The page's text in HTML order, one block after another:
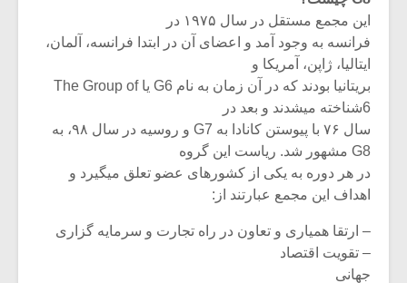
این مجمع مستقل در سال ۱۹۷۵ در
فرانسه به وجود آمد و اعضای آن در ابتدا فرانسه، آلمان،
ایتالیا، ژاپن، آمریکا و
بریتانیا بودند که در آن زمان به نام G6 یا The Group of
6شناخته میشدند و بعد در
سال ۷۶ با پیوستن کانادا به G7 و روسیه در سال ۹۸، به
G8 مشهور شد. ریاست این گروه
در هر دوره به یکی از کشورهای عضو تعلق میگیرد و
اهداف این مجمع عبارتند از:
– ارتقا همیاری و تعاون در راه تجارت و سرمایه گزاری
– تقویت اقتصاد
جهانی
میکلوش روژا